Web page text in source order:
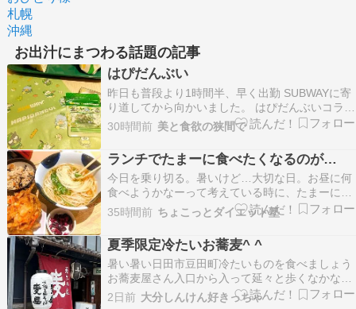
札幌
沖縄
お出汁にまつわる話題の記事
はぴだんぶい
昨日も普段より1時間半、早く出勤 SUBWAYに寄
り道してから向かいました。 はぴだんぶいコラボ
の第2弾のスタートだったので。 息子がポチャッ
コ好きなんです。 開けてみてないけどポチャッコ
の耳が見える気がするな～ 今度会う時にあげよう
セットのサンドイッチは3種類から選べます。 …
30時間前 美と食欲の狭間で
ランチでたまーに食べたくなるのが…
今日を乗り切る。暑いけど…大切な日。お昼に何
食べようかなーって考えている時に、たまーに食
べたくなるのがかやくごはんとおうどん。出汁が
効いていて、うどん屋さんのかやくごはんって大
好きなんです。炭水化物コンビだから、ちょっと
抵抗はあるけどね(笑)。かき揚げうどんも美味し
いですよね。か…
35時間前 ちょこっとダイエット塾
夏季限定冷たいお蕎麦^ ^
暑い暑い日田市豆田町冷たいものを食べましょう
お蕎麦屋さん入口から入って延々と歩くなかなか
着かないけど おお見えたお店 良い雰囲気ですね
2日前 大分しんけん好きっちゃ